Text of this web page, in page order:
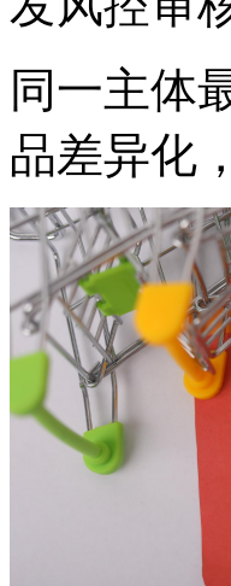
同一主体
品差异化